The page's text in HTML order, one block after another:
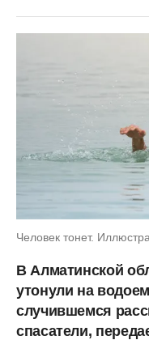
Человек тонет.
В Алматинской
утонули на
случившемся
спасатели,